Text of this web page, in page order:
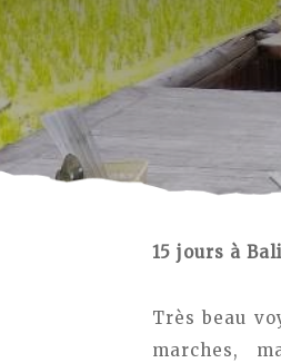
15 jours à
Très beau
marches,